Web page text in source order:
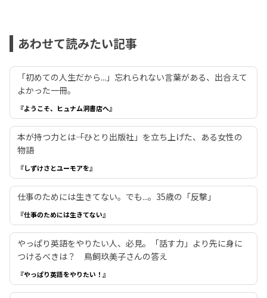
あわせて読みたい記事
「初めての人生だから...」忘れられない言葉がある、出合えて
よかった一冊。
『ようこそ、ヒュナム洞書店へ』
本が持つ力とは――「ひとり出版社」を立ち上げた、ある女性の
物語
『しずけさとユーモアを』
仕事のためには生きてない。でも...。35歳の「反撃」
『仕事のためには生きてない』
やっぱり英語をやりたい人、必見。「話す力」より先に身に
つけるべきは？ 鳥飼玖美子さんの答え
『やっぱり英語をやりたい！』